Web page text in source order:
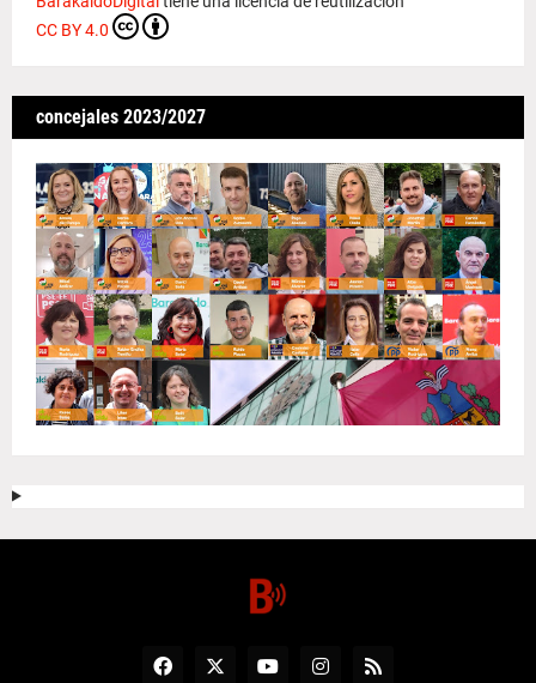
CC BY 4.0
concejales 2023/2027